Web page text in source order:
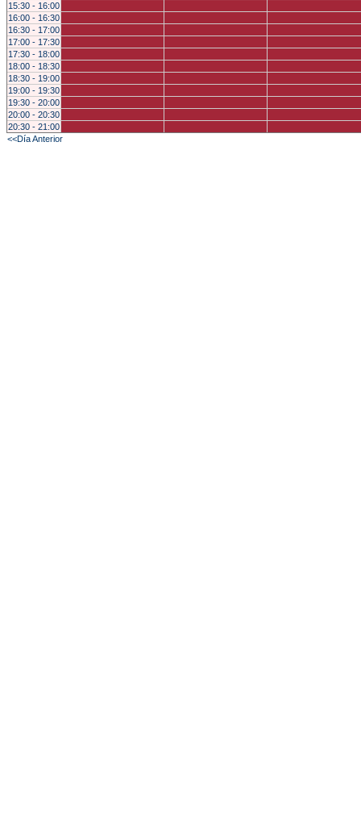
15:30 - 16:00
16:00 - 16:30
16:30 - 17:00
17:00 - 17:30
17:30 - 18:00
18:00 - 18:30
18:30 - 19:00
19:00 - 19:30
19:30 - 20:00
20:00 - 20:30
20:30 - 21:00
<<Día Anterior